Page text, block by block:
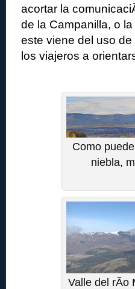
acortar la
de la Campanilla, o
este viene del uso
los viajeros a
Como
niebla,
Valle del rÃ­o